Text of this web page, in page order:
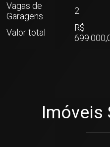
Vagas de
Garagens
2
Valor total
R$
Imóveis